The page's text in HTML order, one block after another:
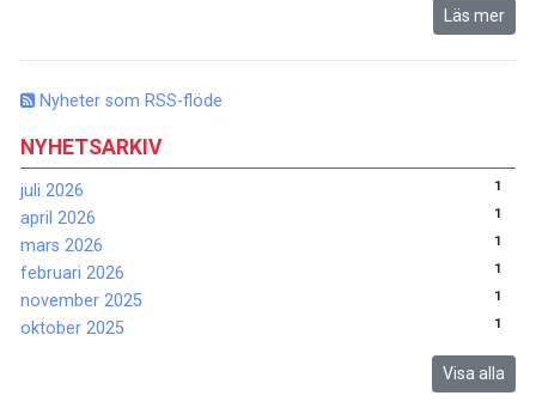
Nyheter som RSS-flöde
NYHETSARKIV
juli 2026 1
april 2026 1
mars 2026 1
februari 2026 1
november 2025 1
oktober 2025 1
Visa alla
Läs mer